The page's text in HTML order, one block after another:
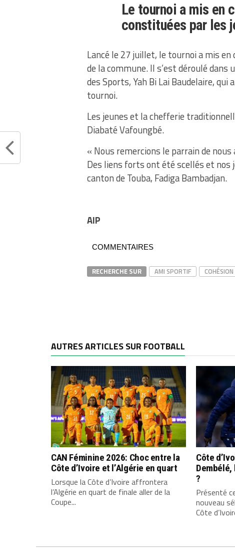
Le tournoi a mis en
constituées par les
Lancé le 27 juillet, le tournoi a mis
de la commune. Il s’est déroulé
des Sports, Yah Bi Lai Baudelaire,
tournoi.
Les jeunes et la chefferie
Diabaté Vafoungbé.
« Nous remercions le parrain de
Des liens forts ont été scellés et nos
canton de Touba, Fadiga Bambadjan.
AIP
COMMENTAIRES
RECHERCHE SUR AMI SPORTIF
AUTRES ARTICLES SUR FOOTBALL
CAN Féminine 2026: Choc entre la
Côte d’Ivoire et l’Algérie en quart
Lorsque la Côte d’Ivoire affrontera
l’Algérie en quart de finale aller de la
Coupe...
Côte
Dembélé,
?
Présenté
nouveau
Côte